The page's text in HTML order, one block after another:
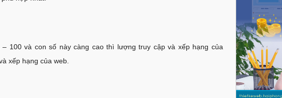
100 và con số này càng cao thì lượng truy cập và xếp hạng của
xếp hạng của web.